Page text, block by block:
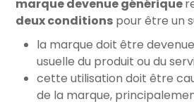
marque devenue générique
deux conditions pour être un
la marque doit être
usuelle du produit ou du
cette utilisation doit être
de la marque,